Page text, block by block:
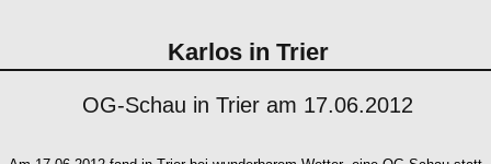
Karlos in Trier
OG-Schau in Trier am 17.06.2012